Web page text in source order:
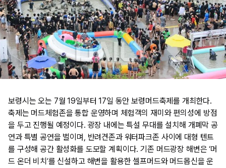
보령시는 오는 7월 19일부터 17일 동안 보령머드축제를 개최한다.
축제는 머드체험존을 통합 운영하며 체험객의 재미와 편의성에 방점
을 두고 진행될 예정이다. 광장 내에는 특설 무대를 설치해 개폐막 공
연과 특별 공연을 벌이며, 반려견존과 워터파크존 사이에 대형 텐트
를 구성해 공간 활성화를 도모할 계획이다. 기존 머드광장 해변은 ‘머
드 온더 비치’를 신설하고 해변을 활용한 셀프머드와 머드몹신을 운